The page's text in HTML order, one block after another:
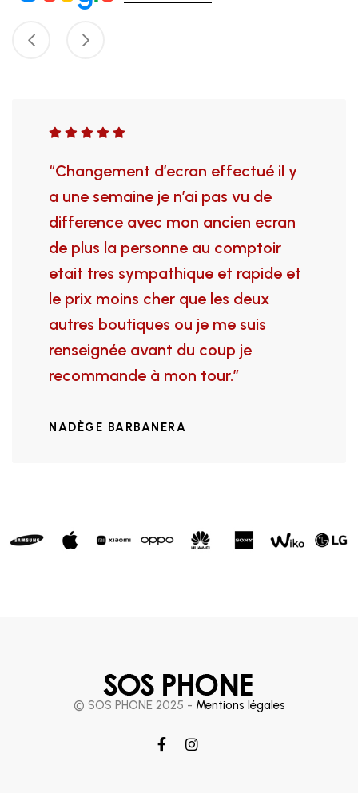
effectué il y
pas vu de
ancien ecran
au comptoir
et rapide et
les deux
je me suis
coup je
tour.”
“J'ai déposé
réparation
caméra HS).
prêt dans la
Une personne
accueillante, très
efficace et
soigné. Je
© SOS PHONE 2025 - Mentions légales